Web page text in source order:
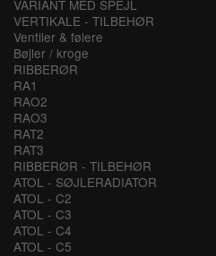
VARIANT MED SPEJL
VERTIKALE - TILBEHØR
Ventiler & følere
Bøjler / kroge
RIBBERØR
RA1
RAO2
RAO3
RAT2
RAT3
RIBBERØR - TILBEHØR
ATOL - SØJLERADIATOR
ATOL - C2
ATOL - C3
ATOL - C4
ATOL - C5